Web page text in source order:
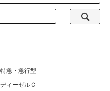
特急・急行型
ディーゼルＣ